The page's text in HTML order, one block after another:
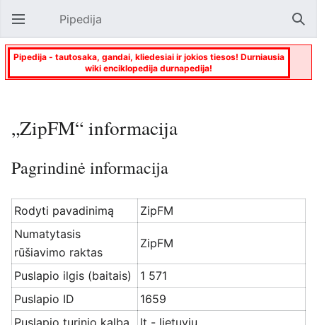
Atverti pagrindinį meniu Pipedija
Pipedija - tautosaka, gandai, kliedesiai ir jokios tiesos! Durniausia
wiki enciklopedija durnapedija!
„ZipFM“ informacija
Pagrindinė informacija
Rodyti pavadinimą
ZipFM
Numatytasis
rūšiavimo raktas
ZipFM
Puslapio ilgis (baitais)
1 571
Puslapio ID
1659
Puslapio turinio kalba
lt - lietuvių